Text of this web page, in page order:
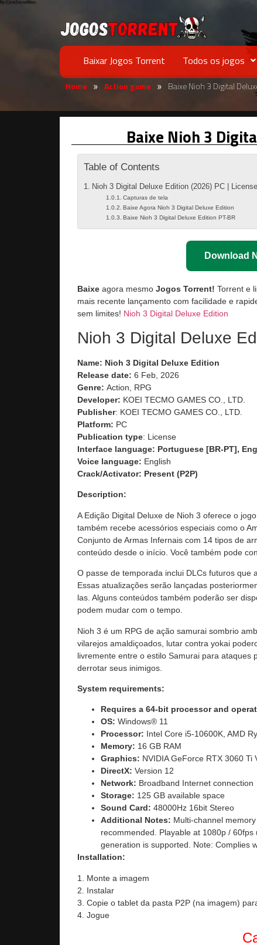
Baixar Jogos Torrent Todos os jogos
Home » Action game » Baixe Nioh 3 Digital
Baixe Nioh 3
Table of Contents
Nioh 3 Digital Deluxe Edition (2026) PC | License
Capturas de tela
Baixe Agora Nioh 3 Digital Deluxe Edition
Baixe Nioh 3 Digital Deluxe Edition PT-BR
Download
Baixe agora mesmo Jogos Torrent! Torrent e
mais recente lançamento com facilidade e
sem limites! Nioh 3 Digital Deluxe Edition
Nioh 3 Digital Deluxe
Name: Nioh 3 Digital Deluxe Edition
Release date: 6 Feb, 2026
Genre: Action, RPG
Developer: KOEI TECMO GAMES CO., LTD.
Publisher: KOEI TECMO GAMES CO., LTD.
Platform: PC
Publication type: License
Interface language: Portuguese [BR-PT],
Voice language: English
Crack/Activator: Present (P2P)
Description:
A Edição Digital Deluxe de Nioh 3 oferece o
também recebe acessórios especiais como o
Conjunto de Armas Infernais com 14 tipos de
conteúdo desde o início. Você também pode
O passe de temporada inclui DLCs futuros que
Essas atualizações serão lançadas
las. Alguns conteúdos também poderão ser
podem mudar com o tempo.
Nioh 3 é um RPG de ação samurai sombrio
vilarejos amaldiçoados, lutar contra yokai
livremente entre o estilo Samurai para ataques
derrotar seus inimigos.
System requirements:
Requires a 64-bit processor and
OS: Windows® 11
Processor: Intel Core i5-10600K, AMD
Memory: 16 GB RAM
Graphics: NVIDIA GeForce RTX 3060 Ti
DirectX: Version 12
Network: Broadband Internet connection
Storage: 125 GB available space
Sound Card: 48000Hz 16bit Stereo
Additional Notes: Multi-channel
recommended. Playable at 1080p / 60fps
generation is supported. Note: Complies
Installation:
1. Monte a imagem
2. Instalar
3. Copie o tablet da pasta P2P (na imagem)
4. Jogue